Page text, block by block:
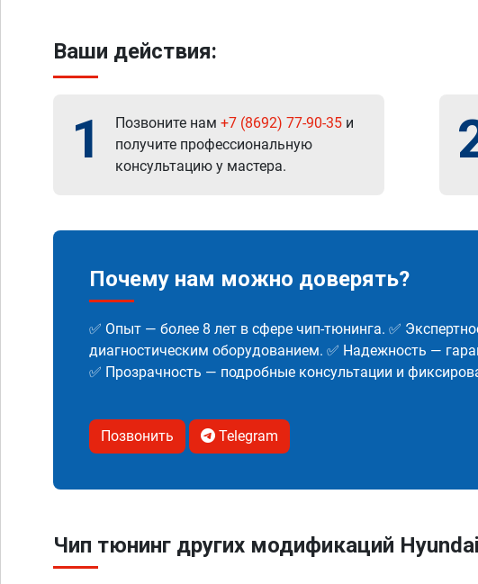
Ваши действия:
1 Позвоните нам +7 (8692) 77-90-35 и
получите профессиональную
консультацию у мастера.
Почему нам можно доверять?
✅ Опыт — более 8 лет в сфере чип-тюнинга. ✅
диагностическим оборудованием. ✅ Надежность —
✅ Прозрачность — подробные консультации и
Позвонить Telegram
Чип тюнинг других модификаций